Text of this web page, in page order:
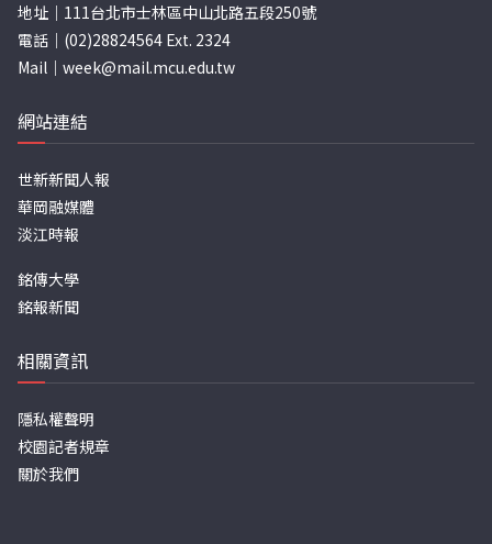
地址｜111台北市士林區中山北路五段250號
電話｜(02)28824564 Ext. 2324
Mail｜ week@mail.mcu.edu.tw
網站連結
世新新聞人報
華岡融媒體
淡江時報
銘傳大學
銘報新聞
相關資訊
隱私權聲明
校園記者規章
關於我們